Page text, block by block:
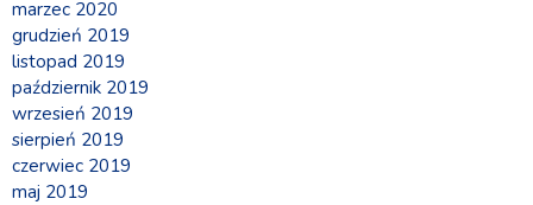
marzec 2020
grudzień 2019
listopad 2019
październik 2019
wrzesień 2019
sierpień 2019
czerwiec 2019
maj 2019